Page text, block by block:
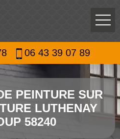
06 43 39 07 89
PEINTURE SUR
LUTHENAY
58240